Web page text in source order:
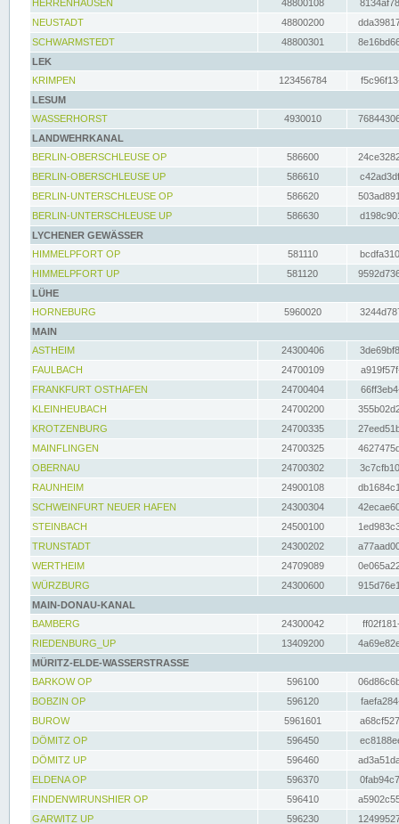
HERRENHAUSEN 48800108
NEUSTADT
48800200
SCHWARMSTEDT
48800301
LEK
KRIMPEN
123456784
LESUM
WASSERHORST
4930010
LANDWEHRKANAL
BERLIN-OBERSCHLEUSE OP
586600
BERLIN-OBERSCHLEUSE UP
586610
BERLIN-UNTERSCHLEUSE OP
586620
BERLIN-UNTERSCHLEUSE UP
586630
LYCHENER GEWÄSSER
HIMMELPFORT OP
581110
HIMMELPFORT UP
581120
LÜHE
HORNEBURG
5960020
MAIN
ASTHEIM
24300406
FAULBACH
24700109
FRANKFURT OSTHAFEN
24700404
KLEINHEUBACH
24700200
KROTZENBURG
24700335
MAINFLINGEN
24700325
OBERNAU
24700302
RAUNHEIM
24900108
SCHWEINFURT NEUER HAFEN
24300304
STEINBACH
24500100
TRUNSTADT
24300202
WERTHEIM
24709089
WÜRZBURG
24300600
MAIN-DONAU-KANAL
BAMBERG
24300042
RIEDENBURG_UP
13409200
MÜRITZ-ELDE-WASSERSTRASSE
BARKOW OP
596100
BOBZIN OP
596120
BUROW
5961601
DÖMITZ OP
596450
DÖMITZ UP
596460
ELDENA OP
596370
FINDENWIRUNSHIER OP
596410
GARWITZ UP
596230